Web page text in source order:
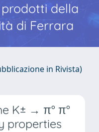
della
di Ferrara
in Rivista)
K± → π° π°
properties